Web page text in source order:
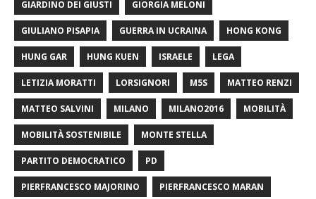
GIARDINO DEI GIUSTI GIORGIA MELONI
GIULIANO PISAPIA GUERRA IN UCRAINA HONG KONG
HUNG GAR HUNG KUEN ISRAELE LEGA
LETIZIA MORATTI LORSIGNORI M5S MATTEO RENZI
MATTEO SALVINI MILANO MILANO2016 MOBILITÀ
MOBILITÀ SOSTENIBILE MONTE STELLA
PARTITO DEMOCRATICO PD
PIERFRANCESCO MAJORINO PIERFRANCESCO MARAN